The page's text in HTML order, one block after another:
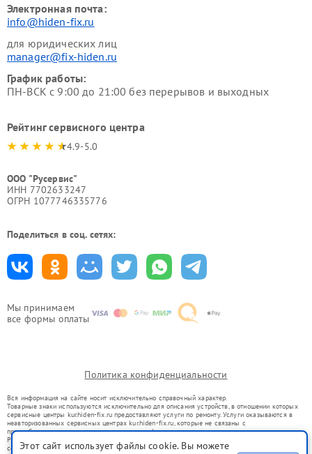
Мы принимаем
все формы оплаты
Электронная почта:
info@hiden-fix.ru
для юридических лиц
manager@fix-hiden.ru
График работы:
ПН-ВСК с 9:00 до 21:00 без перерывов и выходных
Рейтинг сервисного центра
4.9-5.0
ООО "Русервис"
ИНН 7702633247
ОГРН 1077746335776
Поделиться в соц. сетях:
Политика конфиденциальности
Вся информация на сайте носит исключительно справочный характер.
Товарные знаки используются исключительно для описания устройств, в отношении которых
сервисные центры kur.hiden-fix.ru предоставляют услуги по ремонту. Услуги оказываются в
неавторизованных сервисных центрах kur.hiden-fix.ru, которые не связаны с
правообладателями товарных знаков или их официальными представителями.
Ремонт осуществляется для устройств, уже введенных в гражданский оборот в соответствии
со статьей 1487 ГК РФ.
Этот сайт использует файлы cookie. Вы можете